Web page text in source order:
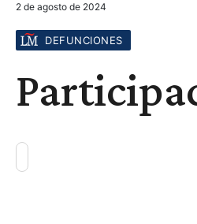
VIRALES ACCIDENTES
2 de agosto de 2024
DEFUNCIONES